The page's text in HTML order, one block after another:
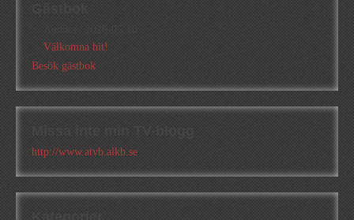
2026-05-10
Välkomna hit!
Besök gästbok
http://www.atvb.alkb.se